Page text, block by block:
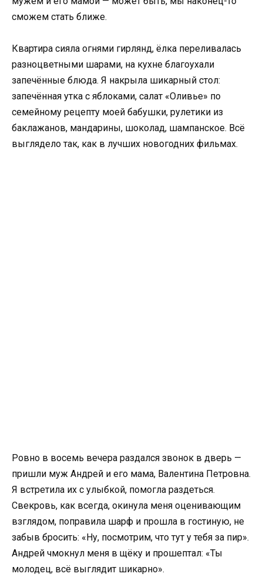
сможем стать ближе.
Квартира сияла огнями гирлянд, ёлка переливалась
разноцветными шарами, на кухне благоухали
запечённые блюда. Я накрыла шикарный стол:
запечённая утка с яблоками, салат «Оливье» по
семейному рецепту моей бабушки, рулетики из
баклажанов, мандарины, шоколад, шампанское. Всё
выглядело так, как в лучших новогодних фильмах.
Ровно в восемь вечера раздался звонок в дверь —
пришли муж Андрей и его мама, Валентина Петровна.
Я встретила их с улыбкой, помогла раздеться.
Свекровь, как всегда, окинула меня оценивающим
взглядом, поправила шарф и прошла в гостиную, не
забыв бросить: «Ну, посмотрим, что тут у тебя за пир».
Андрей чмокнул меня в щёку и прошептал: «Ты
молодец, всё выглядит шикарно».